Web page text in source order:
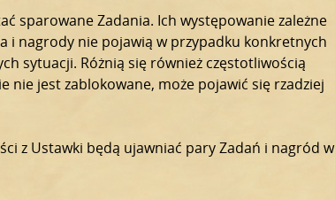
sparowane Zadania. Ich występowanie zależne
i nagrody nie pojawią w przypadku konkretnych
sytuacji. Różnią się również częstotliwością
nie jest zablokowane, może pojawić się rzadziej
z Ustawki będą ujawniać pary Zadań i nagród w